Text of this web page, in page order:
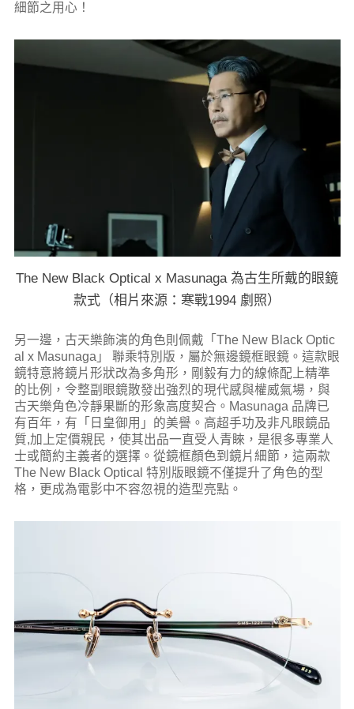
細節之用心！
The New Black Optical x Masunaga 為古生所戴的眼鏡
款式（相片來源：寒戰1994 劇照）
另一邊，古天樂飾演的角色則佩戴「The New Black Optic
al x Masunaga」 聯乘特別版，屬於無邊鏡框眼鏡。這款眼
鏡特意將鏡片形狀改為多角形，剛毅有力的線條配上精準
的比例，令整副眼鏡散發出強烈的現代感與權威氣場，與
古天樂角色冷靜果斷的形象高度契合。Masunaga 品牌已
有百年，有「日皇御用」的美譽。高超手功及非凡眼鏡品
質,加上定價親民，使其出品一直受人青睞，是很多專業人
士或簡約主義者的選擇。從鏡框顏色到鏡片細節，這兩款
The New Black Optical 特別版眼鏡不僅提升了角色的型
格，更成為電影中不容忽視的造型亮點。